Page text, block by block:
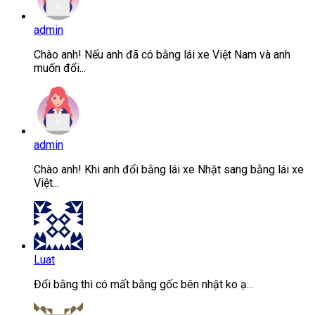
admin
Chào anh! Nếu anh đã có bằng lái xe Việt Nam và anh
muốn đổi...
admin
Chào anh! Khi anh đổi bằng lái xe Nhật sang bằng lái xe
Việt...
Luat
Đổi bằng thì có mất bằng gốc bên nhật ko ạ...